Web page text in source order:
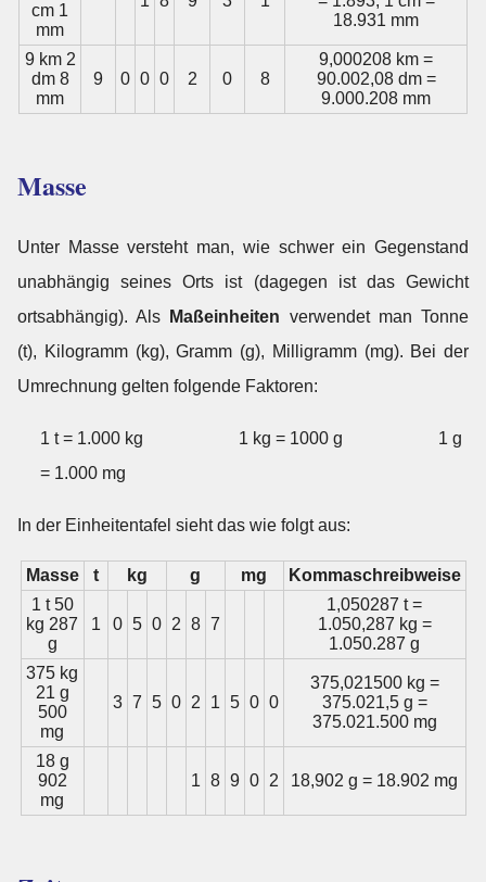
cm 1
mm
18.931 mm
9 km 2
dm 8
mm
9 0 0 0 2 0 8
9,000208 km =
90.002,08 dm =
9.000.208 mm
Masse
Unter Masse versteht man, wie schwer ein Gegenstand
unabhängig seines Orts ist (dagegen ist das Gewicht
ortsabhängig). Als
Maßeinheiten verwendet man Tonne
(t), Kilogramm (kg), Gramm (g), Milligramm (mg). Bei der
Umrechnung gelten folgende Faktoren:
1 t = 1.000 kg 1 kg = 1000 g
1 g
= 1.000 mg
In der Einheitentafel sieht das wie folgt aus:
Masse t kg g mg
Kommaschreibweise
1 t 50
kg 287
g
1 0 5 0 2 8 7
1,050287 t =
1.050,287 kg =
1.050.287 g
375 kg
21 g
500
mg
3 7 5 0 2 1 5 0 0
375,021500 kg =
375.021,5 g =
375.021.500 mg
18 g
902
mg
1 8 9 0 2 18,902 g = 18.902 mg